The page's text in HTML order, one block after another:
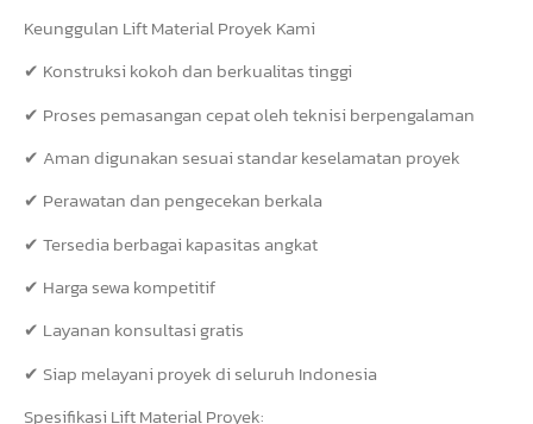
Keunggulan Lift Material Proyek Kami
✔ Konstruksi kokoh dan berkualitas tinggi
✔ Proses pemasangan cepat oleh teknisi berpengalaman
✔ Aman digunakan sesuai standar keselamatan proyek
✔ Perawatan dan pengecekan berkala
✔ Tersedia berbagai kapasitas angkat
✔ Harga sewa kompetitif
✔ Layanan konsultasi gratis
✔ Siap melayani proyek di seluruh Indonesia
Spesifikasi Lift Material Proyek: